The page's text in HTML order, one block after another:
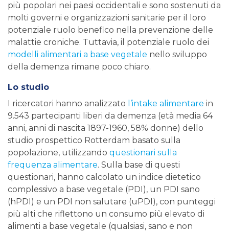
più popolari nei paesi occidentali e sono sostenuti da
molti governi e organizzazioni sanitarie per il loro
potenziale ruolo benefico nella prevenzione delle
malattie croniche. Tuttavia, il potenziale ruolo dei
modelli alimentari a base vegetale nello sviluppo
della demenza rimane poco chiaro.
Lo studio
I ricercatori hanno analizzato l’intake alimentare in
9.543 partecipanti liberi da demenza (età media 64
anni, anni di nascita 1897-1960, 58% donne) dello
studio prospettico Rotterdam basato sulla
popolazione, utilizzando questionari sulla
frequenza alimentare. Sulla base di questi
questionari, hanno calcolato un indice dietetico
complessivo a base vegetale (PDI), un PDI sano
(hPDI) e un PDI non salutare (uPDI), con punteggi
più alti che riflettono un consumo più elevato di
alimenti a base vegetale (qualsiasi, sano e non